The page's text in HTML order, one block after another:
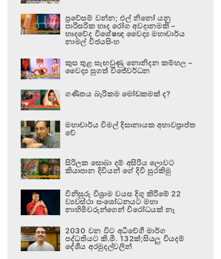
ප්‍රවේසම් වන්න; එල් නිනෝ යනු
පාරිසරික හෘද රෝග අවදානමකි –
හෘදවේද විශේෂඥ වෛද්‍ය මහාචාර්ය
නාමල් විජයසිංහ
කුස තුළ සැඟවුණු නොනිදන කම්හල –
වෛද්‍ය සුගත් විජේවර්ධන
ගණිතය බැරිකම මෝඩකමක් ද?
මහාචාර්ය විමල් දිසානායක අභාවප්‍රාප්ත
වේ
සිරිලක සොබා දම් අසිරිය ලොවට
කියාපාන දිවියන් ගේ දිවි සුරකිමු
විනිසුරු විශ්‍රාම වයස දිගු කිරීමේ 22
ව්‍යවස්ථා සංශෝධනයට මහා
නාහිමිවරුන්ගෙන් විරෝධයක් නෑ
2030 වන විට අධිවේගී මාර්ග
පද්ධතියට කි.මී. 132ක්;සියලු වියදම්
දේශීය අරමුදල්වලින්